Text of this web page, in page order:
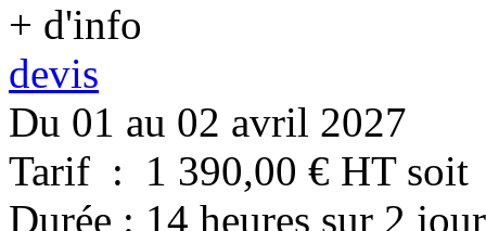
+ d'info
devis
Du 01 au 02 avril 2027
Tarif : 1 390,00 € HT soit
Durée : 14 heures sur 2